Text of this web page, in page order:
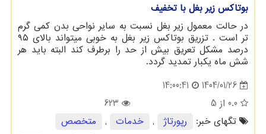
بوتاکس زیر بغل با تخفیف
در حالت معمول زیر بغل نسبت به سایر نواحی بدن کمی گرم
تر است . تزریق بوتاکس زیر بغل به خوبی میتواند بالای ۹۵
درصد مشکل تعریق بیش از حد را برطرف کند البته باید هر
شش ماه یکبار تمدید گردد.
1404/01/26
14:00:41
0.0 از 5
623
تگهای خبر:
رپورتاژ , خدمات ,
متخصص